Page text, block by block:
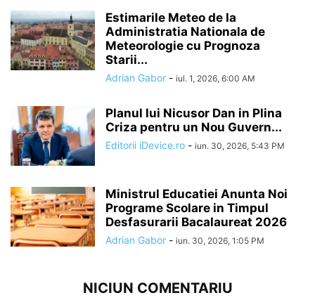
Estimarile Meteo de la
Administratia Nationala de
Meteorologie cu Prognoza
Starii...
Adrian Gabor - iul. 1, 2026, 6:00 AM
Planul lui Nicusor Dan in Plina
Criza pentru un Nou Guvern...
Editorii iDevice.ro - iun. 30, 2026, 5:43 PM
Ministrul Educatiei Anunta Noi
Programe Scolare in Timpul
Desfasurarii Bacalaureat 2026
Adrian Gabor - iun. 30, 2026, 1:05 PM
NICIUN COMENTARIU